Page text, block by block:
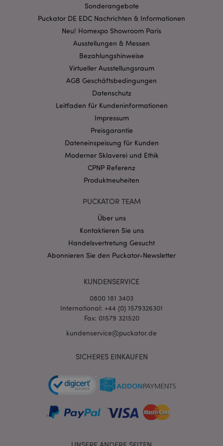
Sonderangebote
Puckator DE EDC Nachrichten & Informationen
Neu! Homexpo Showroom Paris
Ausstellungen & Messen
Bezahlungshinweise
Virtueller Ausstellungsraum
AGB Geschäftsbedingungen
Datenschutz
Leitfaden für Kundeninformationen
Impressum
Preisgarantie
Dateneinspeisung für Kunden
Moderner Sklaverei und Ethik
CPNP Referenz
Produktneuheiten
PUCKATOR TEAM
Über uns
Kontaktieren Sie uns
Handelsvertretung Gesucht
Abonnieren Sie den Puckator-Newsletter
KUNDENSERVICE
0800 181 3403
International: +44 (0) 1579326301
Fax: 01579 321520
kundenservice@puckator.de
SICHERES EINKAUFEN
mage-cache-storage-section-
invalidation
.www.puckator.de
www.puckator.de
www.puckator.de
www.puckator.de
Datenschutzbestimmungen von Google